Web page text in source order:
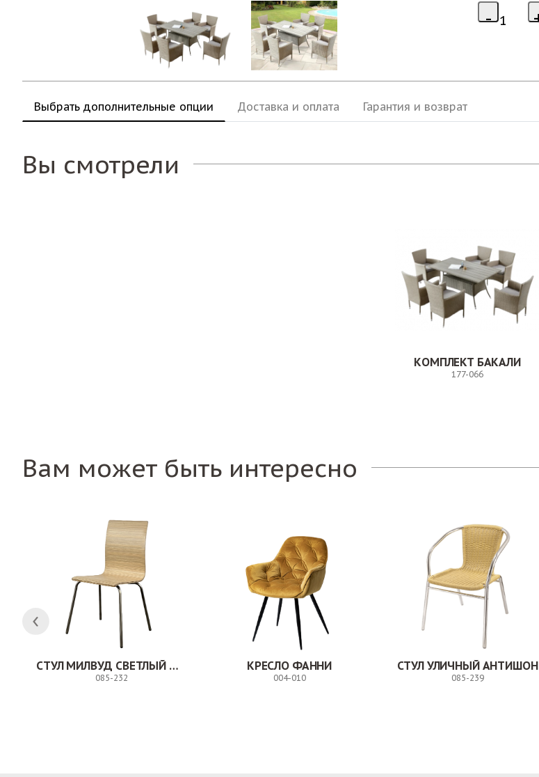
Выбрать дополнительные опции Доставка и оплата Гарантия и возврат
Вы смотрели
КОМПЛЕКТ БАКАЛИ
177-066
Вам может быть интересно
СТУЛ МИЛВУД СВЕТЛЫЙ ШЕЛК
085-232
КРЕСЛО ФАННИ
004-010
СТУЛ УЛИЧНЫЙ АНТИШОН
085-239